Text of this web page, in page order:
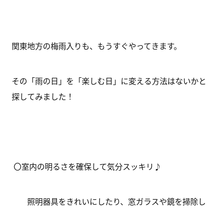
関東地方の梅雨入りも、もうすぐやってきます。
その「雨の日」を「楽しむ日」に変える方法はないかと
探してみました！
〇室内の明るさを確保して気分スッキリ♪
照明器具をきれいにしたり、窓ガラスや鏡を掃除し